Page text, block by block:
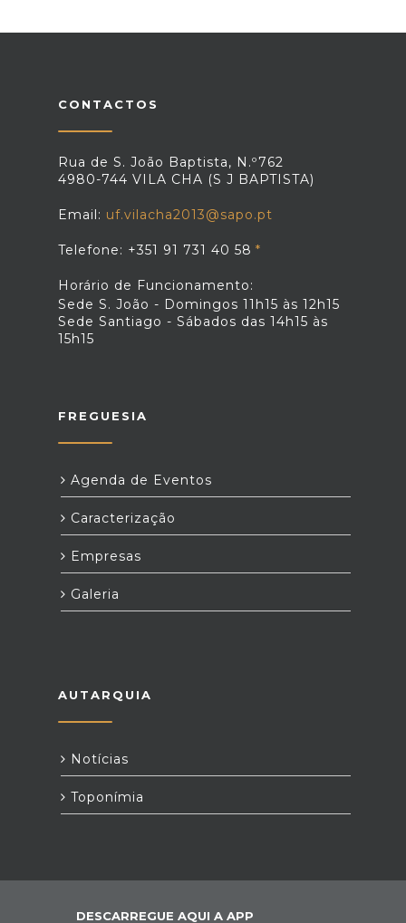
CONTACTOS
Rua de S. João Baptista, N.º762
4980-744 VILA CHA (S J BAPTISTA)
Email: uf.vilacha2013@sapo.pt
Telefone: +351 91 731 40 58
Horário de Funcionamento:
Sede S. João - Domingos 11h15 às 12h15
Sede Santiago - Sábados das 14h15 às
15h15
FREGUESIA
Agenda de Eventos
Caracterização
Empresas
Galeria
AUTARQUIA
Notícias
Toponímia
DESCARREGUE AQUI A APP